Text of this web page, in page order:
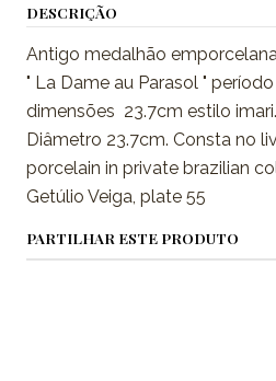
DESCRIÇÃO
Antigo medalhão
" La Dame au Parasol "
dimensões 23.7cm estilo
Diâmetro 23.7cm. Consta no
porcelain in private brazilian
Getúlio Veiga, plate 55
PARTILHAR ESTE PRODUTO